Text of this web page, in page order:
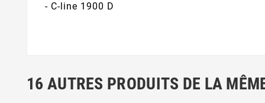
- C-line 1900 D
16 AUTRES PRODUITS DE LA